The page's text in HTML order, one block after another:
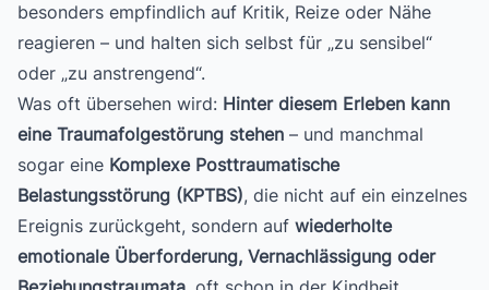
besonders empfindlich auf Kritik, Reize oder Nähe
reagieren – und halten sich selbst für „zu sensibel“
oder „zu anstrengend“.
Was oft übersehen wird: Hinter diesem Erleben kann
eine Traumafolgestörung stehen – und manchmal
sogar eine Komplexe Posttraumatische
Belastungsstörung (KPTBS), die nicht auf ein einzelnes
Ereignis zurückgeht, sondern auf wiederholte
emotionale Überforderung, Vernachlässigung oder